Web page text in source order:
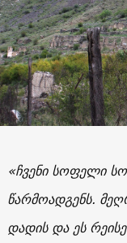
«ჩვენი სოფელი
წარმოადგენს.
დადის და ეს